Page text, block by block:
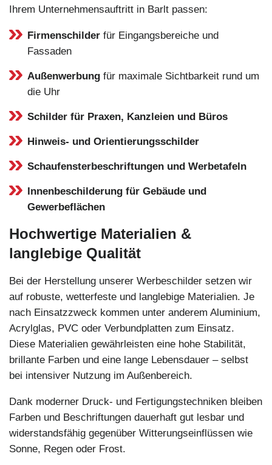
Ihrem Unternehmensauftritt in Barlt passen:
Firmenschilder für Eingangsbereiche und
Fassaden
Außenwerbung für maximale Sichtbarkeit rund um
die Uhr
Schilder für Praxen, Kanzleien und Büros
Hinweis- und Orientierungsschilder
Schaufensterbeschriftungen und Werbetafeln
Innenbeschilderung für Gebäude und
Gewerbeflächen
Hochwertige Materialien &
langlebige Qualität
Bei der Herstellung unserer Werbeschilder setzen wir
auf robuste, wetterfeste und langlebige Materialien. Je
nach Einsatzzweck kommen unter anderem Aluminium,
Acrylglas, PVC oder Verbundplatten zum Einsatz.
Diese Materialien gewährleisten eine hohe Stabilität,
brillante Farben und eine lange Lebensdauer – selbst
bei intensiver Nutzung im Außenbereich.
Dank moderner Druck- und Fertigungstechniken bleiben
Farben und Beschriftungen dauerhaft gut lesbar und
widerstandsfähig gegenüber Witterungseinflüssen wie
Sonne, Regen oder Frost.